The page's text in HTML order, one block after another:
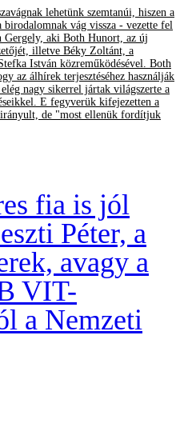
lehetünk szemtanúi, hiszen a
birodalomnak vág vissza - vezette fel
Gergely, aki Both Hunort, az új
illetve Béky Zoltánt, a
István közreműködésével. Both
az álhírek terjesztéséhez használják
nagy sikerrel jártak világszerte a
E fegyverük kifejezetten a
irányult, de "most ellenük fordítjuk
fia is jól
Péter, a
avagy a
VIT-
a Nemzeti